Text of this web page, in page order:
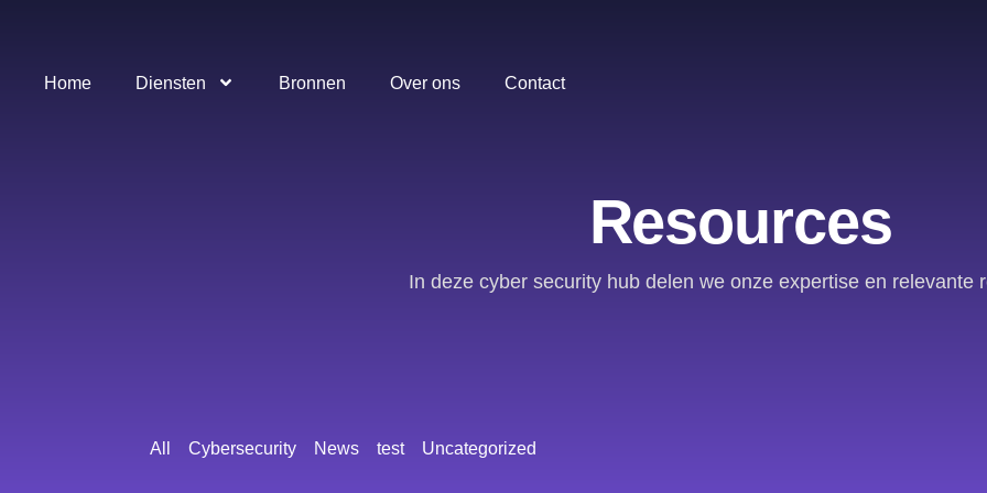
Home Diensten Bronnen Over ons Contact
Resources
In deze cyber security hub delen we onze expertise en relevante
Cybersecurity News test Uncategorized
All